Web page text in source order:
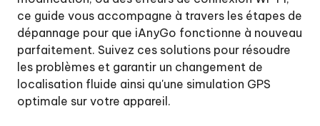
chargement
après
la
connexion
au
Bluetooth
avec
Fonctionnalités
spéciales
de
iAnyGo
pour
ce guide vous accompagne à travers les étapes de
dépannage pour que iAnyGo fonctionne à nouveau
parfaitement. Suivez ces solutions pour résoudre
les problèmes et garantir un changement de
localisation fluide ainsi qu'une simulation GPS
optimale sur votre appareil.